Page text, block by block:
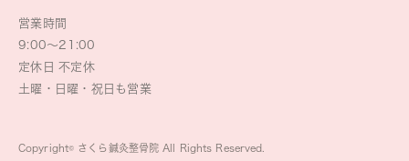
営業時間
9:00～21:00
定休日 不定休
土曜・日曜・祝日も営業
Copyright© さくら鍼灸整骨院 All Rights Reserved.